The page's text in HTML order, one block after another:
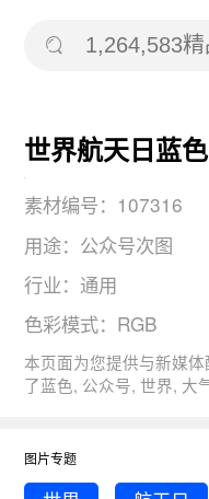
世界航天日蓝
素材编号：107316
用途：公众号次图
行业：通用
色彩模式：RGB
本页面为您提供与新媒体配图相关的世界航天日蓝色宇宙
图片专题